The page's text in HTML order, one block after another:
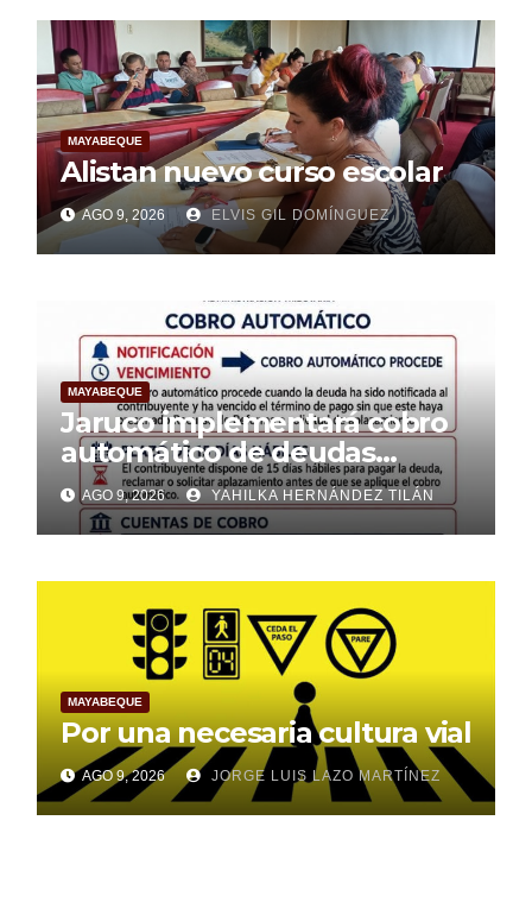
MAYABEQUE
Alistan nuevo curso escolar
AGO 9, 2026 ELVIS GIL DOMÍNGUEZ
MAYABEQUE
Jaruco implementará cobro
automático de deudas
tributarias a partir de nuevas
normativas
AGO 9, 2026 YAHILKA HERNÁNDEZ TILÁN
MAYABEQUE
Por una necesaria cultura vial
AGO 9, 2026 JORGE LUIS LAZO MARTÍNEZ